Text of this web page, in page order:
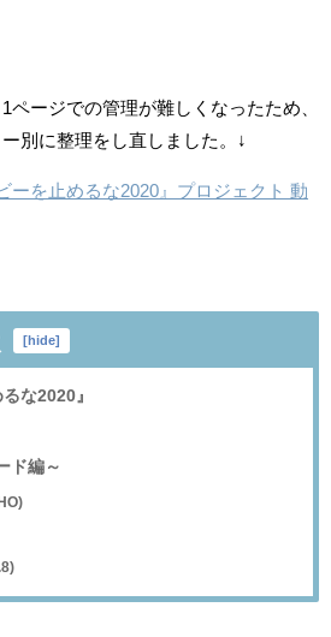
ページでの管理が難しくなったため、
別に整理をし直しました。↓
ーを止めるな2020』プロジェクト 動
[hide]
な2020』
ド編～